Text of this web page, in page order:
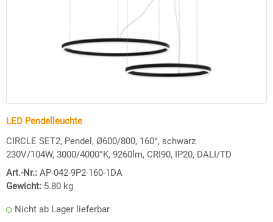
LED Pendelleuchte
CIRCLE SET2, Pendel, Ø600/800, 160°, schwarz
230V/104W, 3000/4000°K, 9260lm, CRI90, IP20, DALI/TD
Art.-Nr.: AP-042-9P2-160-1DA
Gewicht: 5.80 kg
Nicht ab Lager lieferbar